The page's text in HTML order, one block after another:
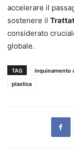
accelerare il
sostenere il
considerato
globale.
TAG inquinamento
plastica